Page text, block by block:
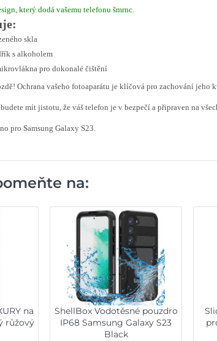
který dodá vašemu telefonu šmrnc.
skla
s alkoholem
pro dokonalé čištění
Ochrana vašeho fotoaparátu je klíčová pro zachování
mít jistotu, že váš telefon je v bezpečí a připraven na
pro Samsung Galaxy S23.
na:
na
růžový
ShellBox Vodotěsné pouzdro
IP68 Samsung Galaxy S23
Black